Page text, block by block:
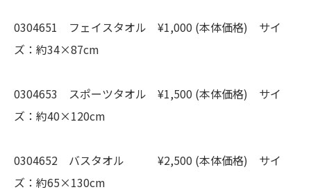
0304651 フェイスタオル ¥1,000 (本体価格) サイ
ズ：約34×87cm
0304653 スポーツタオル ¥1,500 (本体価格) サイ
ズ：約40×120cm
0304652 バスタオル ¥2,500 (本体価格) サイ
ズ：約65×130cm